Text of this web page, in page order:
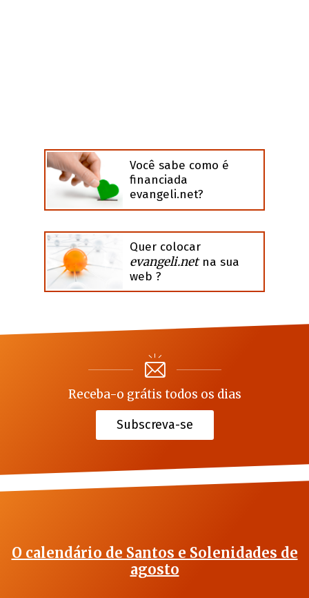
Você sabe como é
financiada
evangeli.net?
Quer colocar
evangeli.netna sua
web ?
Receba-o grátis todos os dias
Subscreva-se
O calendário de Santos e Solenidades de
agosto